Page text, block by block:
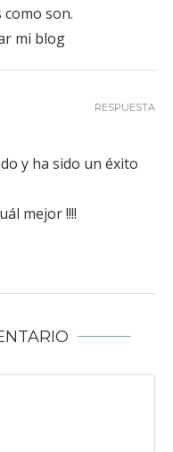
son.
mi blog
y ha sido un éxito
mejor !!!!
RESPUESTA